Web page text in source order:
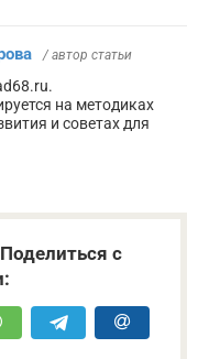
/ автор статьи
на методиках
и советах для
с